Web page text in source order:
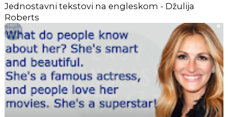
Jednostavni tekstovi na engleskom - Džulija
Roberts